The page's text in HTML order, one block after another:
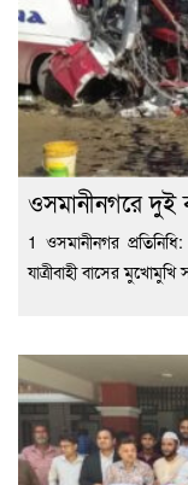
ওসমানীনগরে দুই
1 ওসমানীনগর
যাত্রীবাহী বাসের